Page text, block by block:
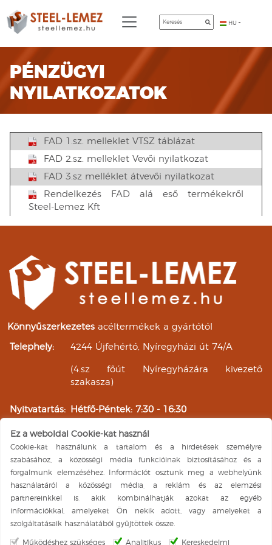
HU
PÉNZÜGYI
NYILATKOZATOK
FAD 1.sz. melleklet VTSZ táblázat
FAD 2.sz. melleklet Vevői nyilatkozat
FAD 3.sz melléklet átvevői nyilatkozat
Rendelkezés FAD alá eső termékekről
Steel-Lemez Kft
Könnyűszerkezetes acéltermékek a gyártótól
Telephely: 4244 Újfehértó, Nyíregyházi út 74/A
(4.sz főút Nyíregyházára kivezető
szakasza)
Nyitvatartás:
Hétfő-Péntek: 7:30 - 16:30
Vasárnap: ZÁRVA
Szombat: 8:00 - 11:00
Facebook elérhetőségünk
A weboldal üzemeltetője a Steel-Lemez Kft. Minden jog
fenntartva ©
Ez a weboldal Cookie-kat használ
Cookie-kat használunk a tartalom és a hirdetések személyre
szabásához, a közösségi média funkcióinak biztosításához és a
forgalmunk elemzéséhez. Információt osztunk meg a webhelyünk
használatáról a közösségi média, a reklám és az elemzési
partnereinkkel is, akik kombinálhatják azokat az egyéb
információkkal, amelyeket Ön nekik adott, vagy amelyeket a
szolgáltatásaik használatából gyűjtöttek össze.
Működéshez szükséges Analitikus Kereskedelmi